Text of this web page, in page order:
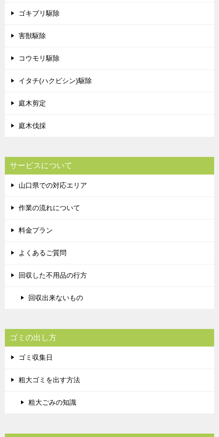
ゴキブリ駆除
害獣駆除
コウモリ駆除
イタチ(ハクビシン)駆除
庭木剪定
庭木伐採
サービスについて
山口県での対応エリア
作業の流れについて
料金プラン
よくあるご質問
回収した不用品の行方
回収出来ないもの
ゴミの出し方
ゴミ収集日
粗大ゴミを出す方法
粗大ごみの知識